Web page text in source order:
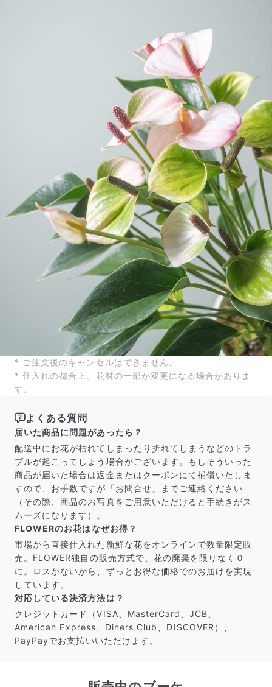
* ご注文後のキャンセルはできません。
* 仕入れの都合上、花材の一部が変更になる場合がありま
す。
よくある質問
届いた商品に問題があったら？
配送中にお花が枯れてしまったり折れてしまうなどのトラ
ブルが起こってしまう場合がございます。もしそういった
商品が届いた場合は返金またはクーポンにて補償いたしま
すので、お手数ですが「お問合せ」までご連絡ください
（その際、商品のお写真をご用意いただけると手続きがス
ムーズになります）。
FLOWERのお花はなぜお得？
市場から直接仕入れた新鮮な花をオンラインで数量限定販
売。FLOWER独自の販売方式で、花の廃棄を限りなく０
に。ロスがないから、ずっとお得な価格でのお届けを実現
しています。
対応している決済方法は？
クレジットカード（VISA、MasterCard、JCB、
American Express、Diners Club、DISCOVER）、
PayPayでお支払いいただけます。